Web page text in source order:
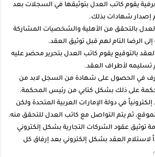
يقوم كاتب العدل بتوثيقها في السجلات بعد
إصدار شهادات بذلك.
بالتحقق من الأهلية والشخصيات المشاركة
الرضا التام لهم قبل توثيق العقد.
بالتوقيع يقوم كاتب العدل بتحرير محضر عليه
تسليمه لأطراف العقد.
في الحصول على شهادة من السجل لابد من
على ذلك بشكل كتابي من رئيس المحكمة.
في دولة الإمارات العربية المتحدة ولكن
ثم يتم التواصل مع كاتب العدل للتحقق منه.
توثيق عقود الشركات التجارية بشكل إلكتروني
لاستلام العقد بشكل إلكتروني بعد إرفاق كل